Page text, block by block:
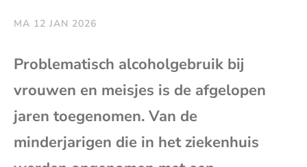
MA 12 JAN 2026
Problematisch alcoholgebruik bij
vrouwen en meisjes is de afgelopen
jaren toegenomen. Van de
minderjarigen die in het ziekenhuis